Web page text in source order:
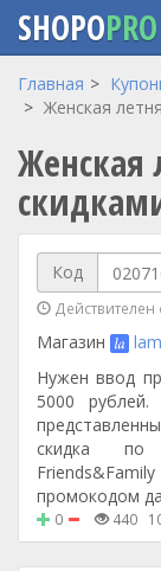
Перейти
содержанию
SHOPOPRO
Главная
Женская
Женская
Код
Действителен
Магазин
Нужен ввод
5000 рублей.
скидка по
промокодом
0 440